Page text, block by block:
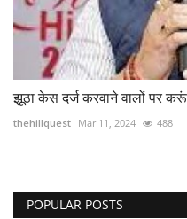
झूठा केस दर्ज करवाने वालों पर
thehillquest Mar 11, 2024 488
POPULAR POSTS